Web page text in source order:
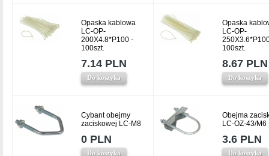
Opaska kablowa
LC-OP-
200X4.8*P100 -
100szt.
7.14 PLN
Do koszyka
Opaska
LC-OP-
100szt.
8.67 PLN
Do koszyka
Cybant obejmy
zaciskowej LC-M8
0 PLN
Do koszyka
Obejma
LC-OZ-43/M6
3.6 PLN
Do koszyka